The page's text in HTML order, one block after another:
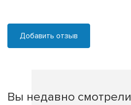
Добавить отзыв
Вы недавно смотрели